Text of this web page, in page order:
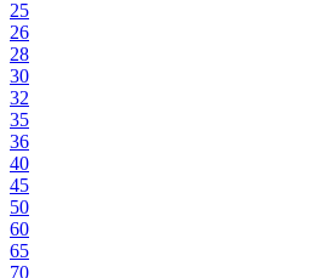
25
26
28
30
32
35
36
40
45
50
60
65
70